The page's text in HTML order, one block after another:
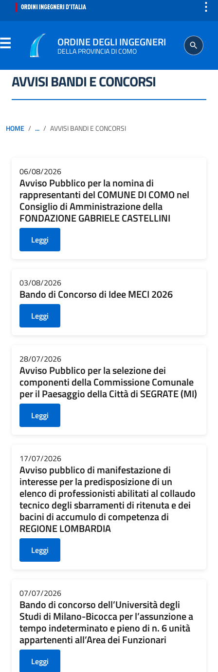
⋮
ORDINE DEGLI INGEGNERI
DELLA PROVINCIA DI COMO
ORDINE
PROFESSIONE
AGGIORNAMENTO PROFESSIONALE
AVVISI BANDI E CONCORSI
HOME ... AVVISI BANDI E CONCORSI
06/08/2026
Avviso Pubblico per la nomina di
rappresentanti del COMUNE DI COMO nel
Consiglio di Amministrazione della
FONDAZIONE GABRIELE CASTELLINI
Leggi
03/08/2026
Bando di Concorso di Idee MECI 2026
Leggi
28/07/2026
Avviso Pubblico per la selezione dei
componenti della Commissione Comunale
per il Paesaggio della Città di SEGRATE (MI)
Leggi
17/07/2026
Avviso pubblico di manifestazione di
interesse per la predisposizione di un
elenco di professionisti abilitati al collaudo
tecnico degli sbarramenti di ritenuta e dei
bacini di accumulo di competenza di
REGIONE LOMBARDIA
Leggi
07/07/2026
Bando di concorso dell’Università degli
Studi di Milano-Bicocca per l’assunzione a
tempo indeterminato e pieno di n. 6 unità
appartenenti all’Area dei Funzionari
Leggi